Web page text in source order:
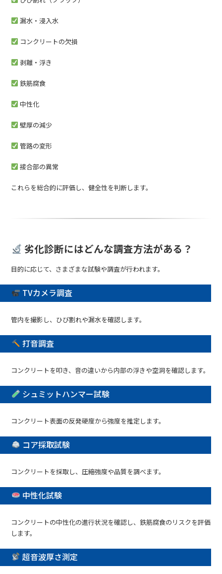
漏水・浸入水
コンクリートの欠損
剥離・浮き
鉄筋腐食
中性化
壁厚の減少
管路の変形
接合部の異常
これらを総合的に評価し、健全性を判断します。
劣化診断にはどんな調査方法がある？
目的に応じて、さまざまな試験や調査が行われます。
TVカメラ調査
管内を撮影し、ひび割れや漏水を確認します。
打音調査
コンクリートを叩き、音の違いから内部の浮きや空洞を確認します。
シュミットハンマー試験
コンクリート表面の反発硬度から強度を推定します。
コア採取試験
コンクリートを採取し、圧縮強度や品質を調べます。
中性化試験
コンクリートの中性化の進行状況を確認し、鉄筋腐食のリスクを評価
します。
超音波厚さ測定